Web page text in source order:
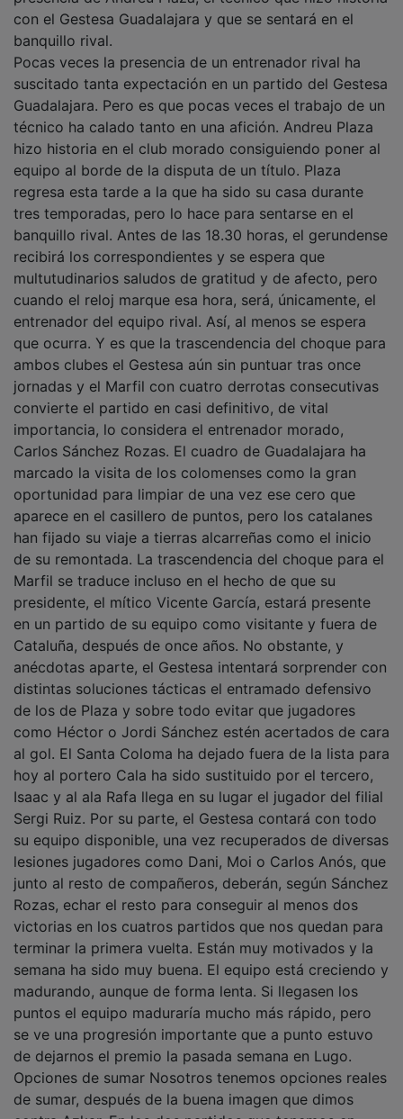
con el Gestesa Guadalajara y que se sentará en el
banquillo rival.
Pocas veces la presencia de un entrenador rival ha
suscitado tanta expectación en un partido del Gestesa
Guadalajara. Pero es que pocas veces el trabajo de un
técnico ha calado tanto en una afición. Andreu Plaza
hizo historia en el club morado consiguiendo poner al
equipo al borde de la disputa de un título. Plaza
regresa esta tarde a la que ha sido su casa durante
tres temporadas, pero lo hace para sentarse en el
banquillo rival. Antes de las 18.30 horas, el gerundense
recibirá los correspondientes y se espera que
multutudinarios saludos de gratitud y de afecto, pero
cuando el reloj marque esa hora, será, únicamente, el
entrenador del equipo rival. Así, al menos se espera
que ocurra. Y es que la trascendencia del choque para
ambos clubes el Gestesa aún sin puntuar tras once
jornadas y el Marfil con cuatro derrotas consecutivas
convierte el partido en casi definitivo, de vital
importancia, lo considera el entrenador morado,
Carlos Sánchez Rozas. El cuadro de Guadalajara ha
marcado la visita de los colomenses como la gran
oportunidad para limpiar de una vez ese cero que
aparece en el casillero de puntos, pero los catalanes
han fijado su viaje a tierras alcarreñas como el inicio
de su remontada. La trascendencia del choque para el
Marfil se traduce incluso en el hecho de que su
presidente, el mítico Vicente García, estará presente
en un partido de su equipo como visitante y fuera de
Cataluña, después de once años. No obstante, y
anécdotas aparte, el Gestesa intentará sorprender con
distintas soluciones tácticas el entramado defensivo
de los de Plaza y sobre todo evitar que jugadores
como Héctor o Jordi Sánchez estén acertados de cara
al gol. El Santa Coloma ha dejado fuera de la lista para
hoy al portero Cala ha sido sustituido por el tercero,
Isaac y al ala Rafa llega en su lugar el jugador del filial
Sergi Ruiz. Por su parte, el Gestesa contará con todo
su equipo disponible, una vez recuperados de diversas
lesiones jugadores como Dani, Moi o Carlos Anós, que
junto al resto de compañeros, deberán, según Sánchez
Rozas, echar el resto para conseguir al menos dos
victorias en los cuatros partidos que nos quedan para
terminar la primera vuelta. Están muy motivados y la
semana ha sido muy buena. El equipo está creciendo y
madurando, aunque de forma lenta. Si llegasen los
puntos el equipo maduraría mucho más rápido, pero
se ve una progresión importante que a punto estuvo
de dejarnos el premio la pasada semana en Lugo.
Opciones de sumar Nosotros tenemos opciones reales
de sumar, después de la buena imagen que dimos
contra Azkar. En los dos partidos que tenemos en